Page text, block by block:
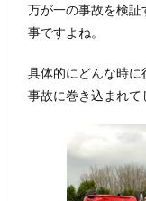
万が一の事故を検
事ですよね。
具体的にどんな時
事故に巻き込まれて